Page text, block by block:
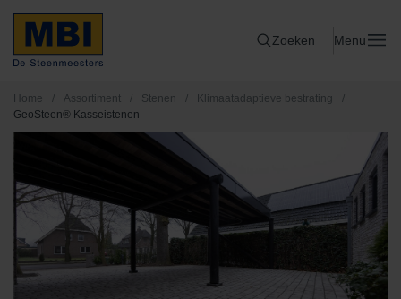
Zoeken Menu
Home / Assortiment / Stenen / Klimaatadaptieve bestrating
/
GeoSteen® Kasseistenen